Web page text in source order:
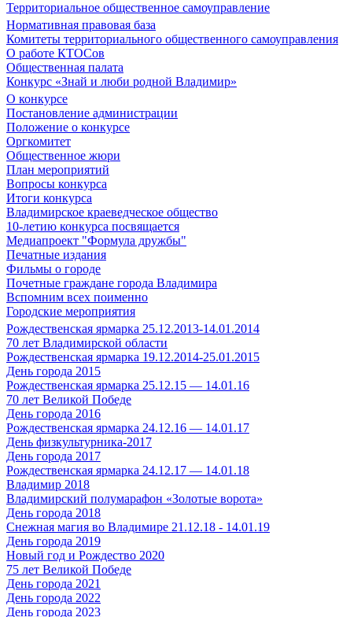
Территориальное общественное самоуправление
Нормативная правовая база
Комитеты территориального общественного самоуправления
О работе КТОСов
Общественная палата
Конкурс «Знай и люби родной Владимир»
О конкурсе
Постановление администрации
Положение о конкурсе
Оргкомитет
Общественное жюри
План мероприятий
Вопросы конкурса
Итоги конкурса
Владимирское краеведческое общество
10-летию конкурса посвящается
Медиапроект "Формула дружбы"
Печатные издания
Фильмы о городе
Почетные граждане города Владимира
Вспомним всех поименно
Городские мероприятия
Рождественская ярмарка 25.12.2013-14.01.2014
70 лет Владимирской области
Рождественская ярмарка 19.12.2014-25.01.2015
День города 2015
Рождественская ярмарка 25.12.15 — 14.01.16
70 лет Великой Победе
День города 2016
Рождественская ярмарка 24.12.16 — 14.01.17
День физкультурника-2017
День города 2017
Рождественская ярмарка 24.12.17 — 14.01.18
Владимир 2018
Владимирский полумарафон «Золотые ворота»
День города 2018
Снежная магия во Владимире 21.12.18 - 14.01.19
День города 2019
Новый год и Рождество 2020
75 лет Великой Победе
День города 2021
День города 2022
День города 2023